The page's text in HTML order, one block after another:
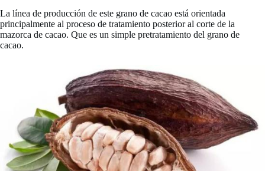
La línea de producción de este grano de cacao está orientada
principalmente al proceso de tratamiento posterior al corte de la
mazorca de cacao. Que es un simple pretratamiento del grano de
cacao.